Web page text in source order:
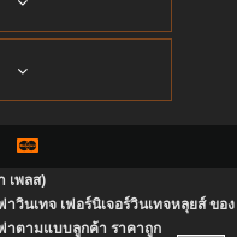
เพลส)
วินเทจ เฟอร์นิเจอร์วินเทจหลุยส์ ของ
าตามแบบลูกค้า ราคาถูก